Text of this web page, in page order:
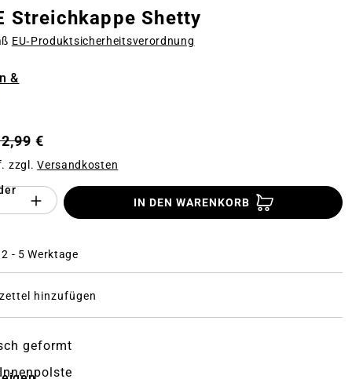
&
Streichkappe Shetty
EU‑Produktsicherheitsverordnung
€
zzgl.Versandkosten
des Produktes "%product%":
IN DEN WARENKORB
- 5 Werktage
hinzufügen
geformt